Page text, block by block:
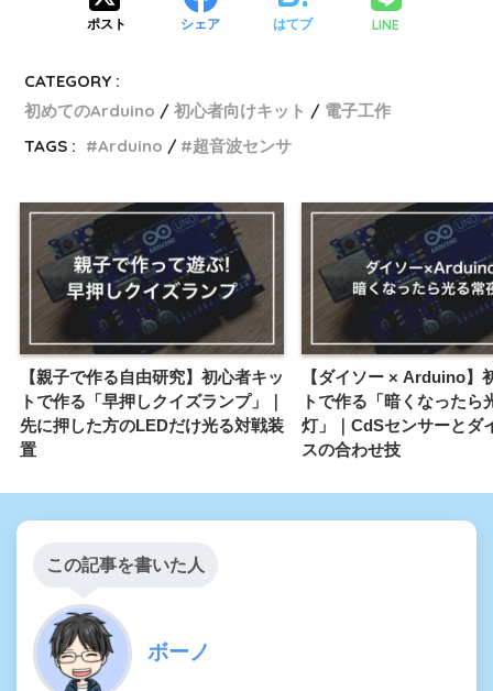
ポスト シェア はてブ LINE
CATEGORY :
初めてのArduino
初心者向けキット
電子工作
TAGS :
Arduino 超音波センサ
【親子で作る自由研究】初心者キッ
トで作る「早押しクイズランプ」｜
先に押した方のLEDだけ光る対戦装
置
【ダイソー × Arduino】
トで作る「暗くなったら
灯」｜CdSセンサーとダ
スの合わせ技
この記事を書いた人
ボーノ